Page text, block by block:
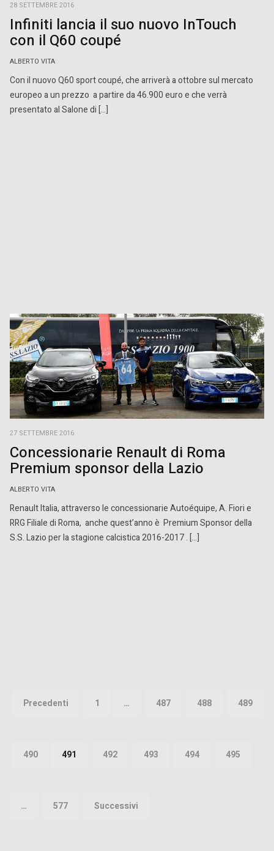
28 SETTEMBRE 2016
Infiniti lancia il suo nuovo InTouch
con il Q60 coupé
ALBERTO VITA
Con il nuovo Q60 sport coupé, che arriverà a ottobre sul mercato
europeo a un prezzo a partire da 46.900 euro e che verrà
presentato al Salone di […]
27 SETTEMBRE 2016
Concessionarie Renault di Roma
Premium sponsor della Lazio
ALBERTO VITA
Renault Italia, attraverso le concessionarie Autoéquipe, A. Fiori e
RRG Filiale di Roma, anche quest’anno è Premium Sponsor della
S.S. Lazio per la stagione calcistica 2016-2017 . […]
degli
articoli
Precedenti 1 … 487 488 489
490 491 492 493 494 495
… 577 Successivi